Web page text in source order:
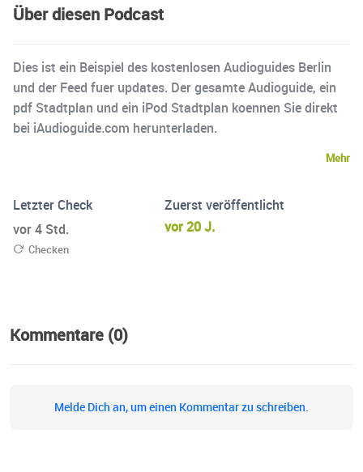
Über diesen Podcast
Dies ist ein Beispiel des kostenlosen Audioguides Berlin
und der Feed fuer updates. Der gesamte Audioguide, ein
pdf Stadtplan und ein iPod Stadtplan koennen Sie direkt
bei iAudioguide.com herunterladen.
Mehr
Letzter Check
vor 4 Std.
Checken
Zuerst veröffentlicht
vor 20 J.
Kommentare (0)
Melde Dich an, um einen Kommentar zu schreiben.